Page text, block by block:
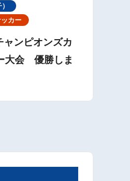
カー
ンピオンズカ
大会 優勝しま